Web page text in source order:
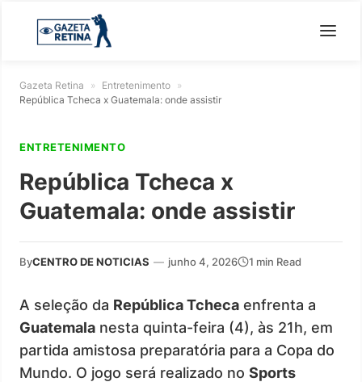
Gazeta Retina » Entretenimento »
República Tcheca x Guatemala: onde assistir
ENTRETENIMENTO
República Tcheca x
Guatemala: onde assistir
ByCENTRO DE NOTICIAS — junho 4, 2026 1 min Read
A seleção da República Tcheca enfrenta a
Guatemala nesta quinta-feira (4), às 21h, em
partida amistosa preparatória para a Copa do
Mundo. O jogo será realizado no Sports